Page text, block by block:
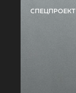
СПЕЦПРОЕКТ